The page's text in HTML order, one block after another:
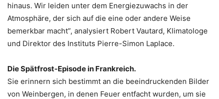
hinaus. Wir leiden unter dem Energiezuwachs in der
Atmosphäre, der sich auf die eine oder andere Weise
bemerkbar macht”, analysiert Robert Vautard, Klimatologe
und Direktor des Instituts Pierre-Simon Laplace.
Die Spätfrost-Episode in Frankreich.
Sie erinnern sich bestimmt an die beeindruckenden Bilder
von Weinbergen, in denen Feuer entfacht wurden, um sie